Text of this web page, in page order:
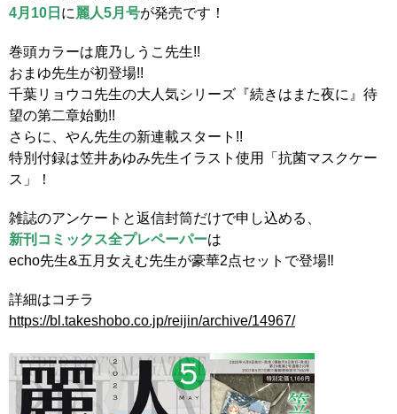
4月10日 に 麗人5月号が発売です！
巻頭カラーは鹿乃しうこ先生!!
おまゆ先生が初登場!!
千葉リョウコ先生の大人気シリーズ『続きはまた夜に』待
望の第二章始動!!
さらに、やん先生の新連載スタート!!
特別付録は笠井あゆみ先生イラスト使用「抗菌マスクケー
ス」！
雑誌のアンケートと返信封筒だけで申し込める、
新刊コミックス全プレペーパーは
echo先生&五月女えむ先生が豪華2点セットで登場‼
詳細はコチラ
https://bl.takeshobo.co.jp/reijin/archive/14967/